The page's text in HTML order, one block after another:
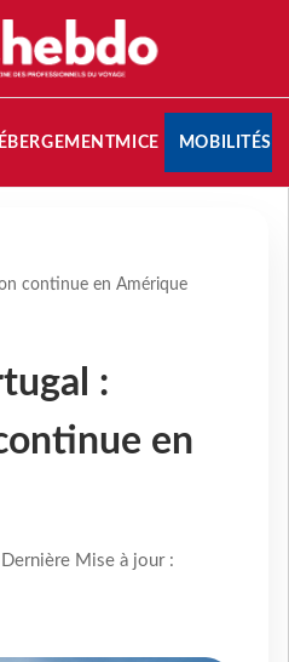
MICE MOBILITÉS
continue en Amérique
:
en
Mise à jour :